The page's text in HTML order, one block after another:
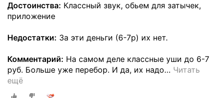
Достоинства: Классный звук, обьем для затычек,
приложение
Недостатки: За эти деньги (6-7р) их нет.
Комментарий: На самом деле классные уши до 6-7
руб. Больше уже перебор. И да, их надо… Читать
ещё